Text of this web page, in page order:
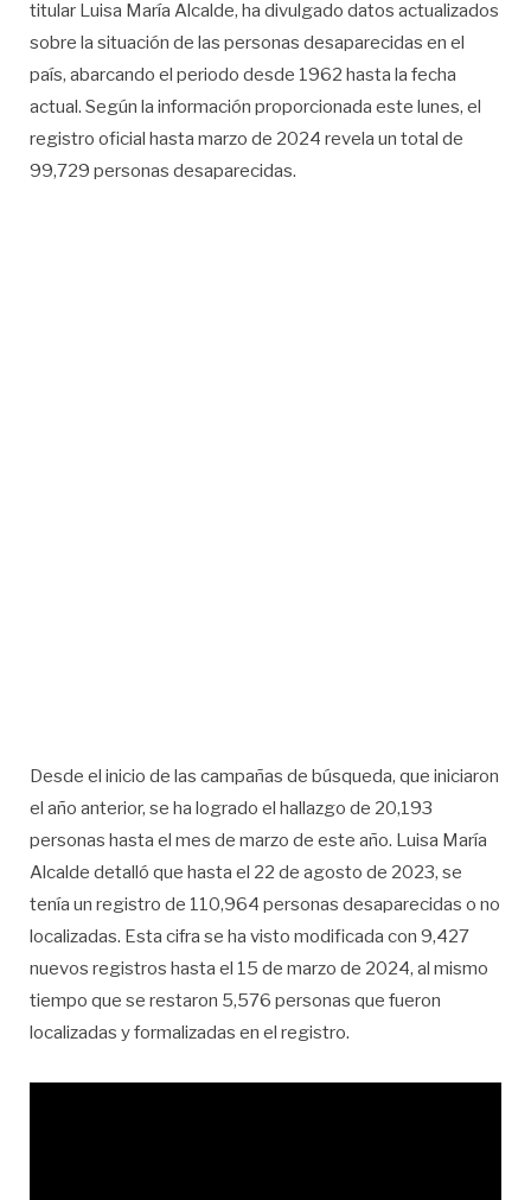
titular Luisa María Alcalde, ha divulgado datos actualizados
sobre la situación de las personas desaparecidas en el
país, abarcando el periodo desde 1962 hasta la fecha
actual. Según la información proporcionada este lunes, el
registro oficial hasta marzo de 2024 revela un total de
99,729 personas desaparecidas.
Desde el inicio de las campañas de búsqueda, que iniciaron
el año anterior, se ha logrado el hallazgo de 20,193
personas hasta el mes de marzo de este año. Luisa María
Alcalde detalló que hasta el 22 de agosto de 2023, se
tenía un registro de 110,964 personas desaparecidas o no
localizadas. Esta cifra se ha visto modificada con 9,427
nuevos registros hasta el 15 de marzo de 2024, al mismo
tiempo que se restaron 5,576 personas que fueron
localizadas y formalizadas en el registro.